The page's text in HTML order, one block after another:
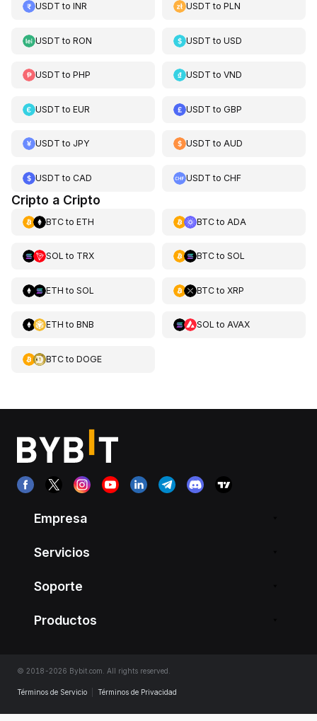
USDT to INR USDT toPLN
USDT to RON USDT toUSD
USDT to PHP USDT toVND
USDT to EUR USDT toGBP
USDT to JPY USDT toAUD
USDT to CAD USDT toCHF
Cripto a Cripto
BTCto ETH BTCto ADA
SOL to TRX BTCto SOL
ETH to SOL BTCto XRP
ETH to BNB SOL to AVAX
BTCto DOGE
Empresa
Servicios
Soporte
Productos
© 2018-2026 Bybit.com. All rights reserved.
Términos de Servicio Términos de Privacidad